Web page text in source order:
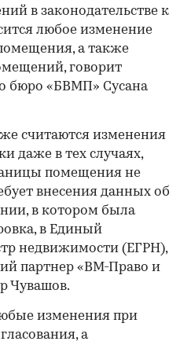
в законодательстве к
любое изменение
а также
говорит
бюро «БВМП» Сусана
считаются изменения
даже в тех случаях,
помещения не
внесения данных об
в котором была
в Единый
недвижимости (ЕГРН),
партнер «ВМ-Право и
Чувашов.
изменения при
а